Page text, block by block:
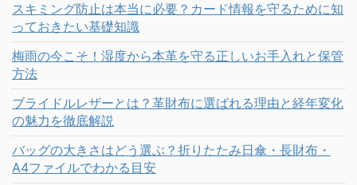
スキミング防止は本当に必要？カード情報を守るために知
っておきたい基礎知識
梅雨の今こそ！湿度から本革を守る正しいお手入れと保管
方法
ブライドルレザーとは？革財布に選ばれる理由と経年変化
の魅力を徹底解説
バッグの大きさはどう選ぶ？折りたたみ日傘・長財布・
A4ファイルでわかる目安